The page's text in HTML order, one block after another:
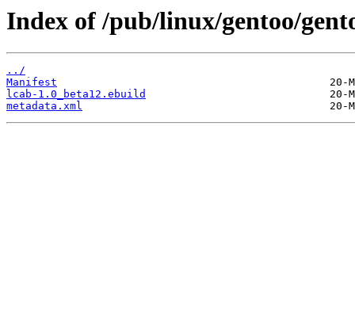
Index of /pub/linux/gentoo/
../
Manifest
lcab-1.0_beta12.ebuild
metadata.xml